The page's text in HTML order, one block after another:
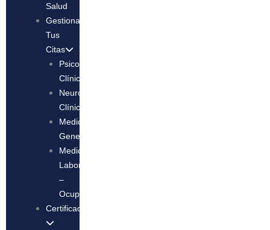
Salud
Gestiona
Tus
Citas
Psicologia
Clínica
Neuropsicología
Clínica
Medicina
General
Medicina
Laboral
–
Ocupacional
Certificados